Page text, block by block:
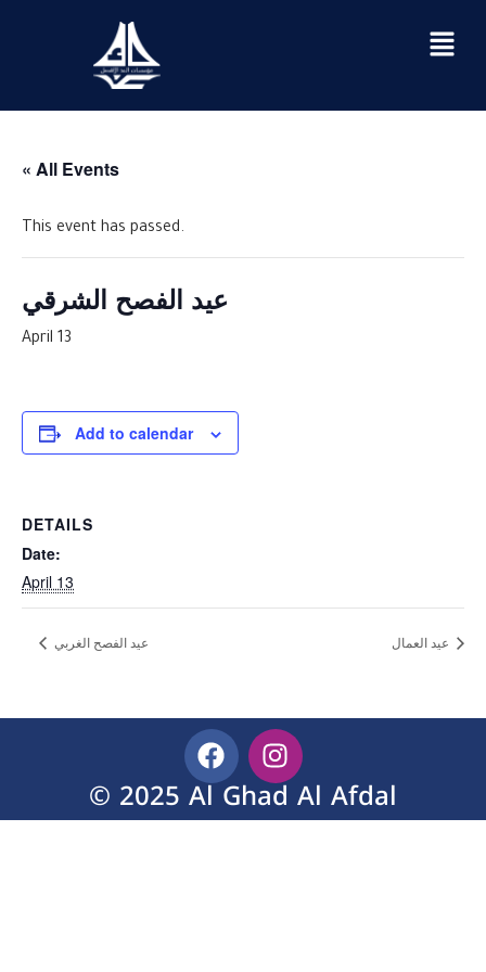
« All Events
This event has passed.
عيد الفصح الشرقي
April 13
Add to calendar
DETAILS
Date:
April 13
عيد الفصح الغربي
© 2025 Al Ghad Al Afdal